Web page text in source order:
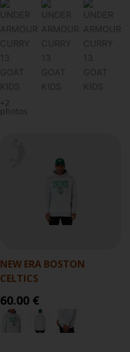
+2
photos
NEW ERA BOSTON
CELTICS
60.00 €